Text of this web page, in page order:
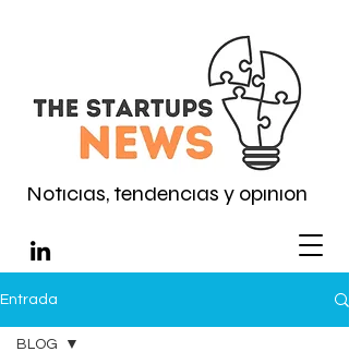
Noticias, tendencias y opinión
Entrada
BLOG